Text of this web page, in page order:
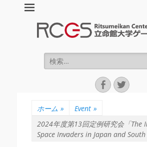
立
検
索:
Facebook
ホーム » Event »
2024年度第13回定例研究会「The
Space Invaders in Japan and South